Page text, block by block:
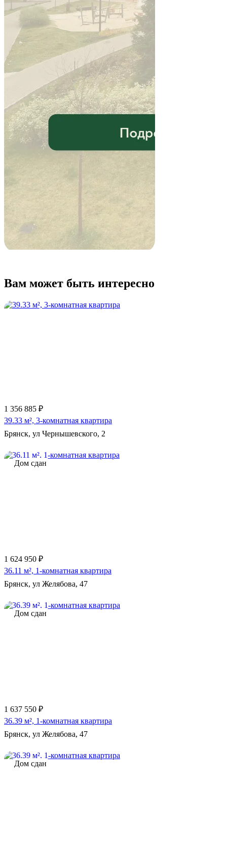
Вам может быть интересно
1 356 885 ₽
39.33 м², 3-комнатная квартира
Брянск, ул Чернышевского, 2
Дом сдан
1 624 950 ₽
36.11 м², 1-комнатная квартира
Брянск, ул Желябова, 47
Дом сдан
1 637 550 ₽
36.39 м², 1-комнатная квартира
Брянск, ул Желябова, 47
Дом сдан